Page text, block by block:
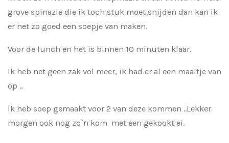
grove spinazie die ik toch stuk moet snijden dan kan ik
er net zo goed een soepje van maken.
Voor de lunch en het is binnen 10 minuten klaar.
Ik heb net geen zak vol meer, ik had er al een maaltje van
op ..
Ik heb soep gemaakt voor 2 van deze kommen ..Lekker
morgen ook nog zo`n kom met een gekookt ei.